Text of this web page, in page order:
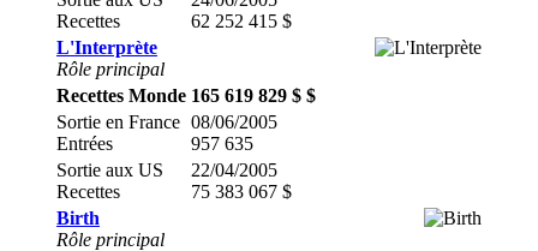
Recettes
62 252 415 $
L'Interprète
Rôle principal
Recettes Monde 165 619 829 $ $
Sortie en France
Entrées
08/06/2005
957 635
Sortie aux US
Recettes
22/04/2005
75 383 067 $
Birth
Rôle principal